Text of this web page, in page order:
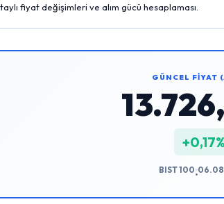
fiyat değişimleri ve alım gücü hesaplaması.
GÜNCEL FİYAT
+0,17%
BIST 100•